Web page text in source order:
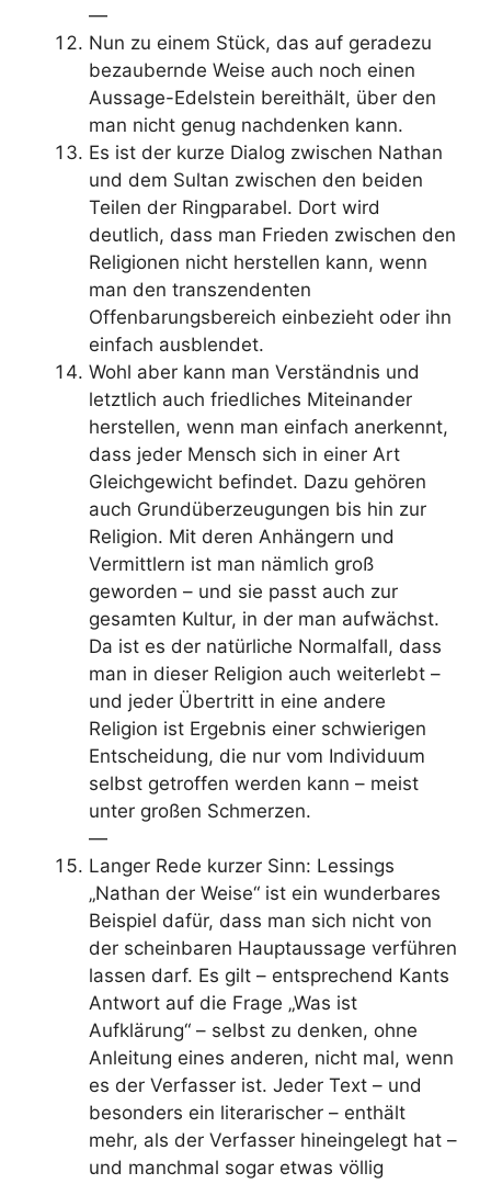
—
Nun zu einem Stück, das auf geradezu
bezaubernde Weise auch noch einen
Aussage-Edelstein bereithält, über den
man nicht genug nachdenken kann.
Es ist der kurze Dialog zwischen Nathan
und dem Sultan zwischen den beiden
Teilen der Ringparabel. Dort wird
deutlich, dass man Frieden zwischen den
Religionen nicht herstellen kann, wenn
man den transzendenten
Offenbarungsbereich einbezieht oder ihn
einfach ausblendet.
Wohl aber kann man Verständnis und
letztlich auch friedliches Miteinander
herstellen, wenn man einfach anerkennt,
dass jeder Mensch sich in einer Art
Gleichgewicht befindet. Dazu gehören
auch Grundüberzeugungen bis hin zur
Religion. Mit deren Anhängern und
Vermittlern ist man nämlich groß
geworden – und sie passt auch zur
gesamten Kultur, in der man aufwächst.
Da ist es der natürliche Normalfall, dass
man in dieser Religion auch weiterlebt –
und jeder Übertritt in eine andere
Religion ist Ergebnis einer schwierigen
Entscheidung, die nur vom Individuum
selbst getroffen werden kann – meist
unter großen Schmerzen.
—
Langer Rede kurzer Sinn: Lessings
„Nathan der Weise“ ist ein wunderbares
Beispiel dafür, dass man sich nicht von
der scheinbaren Hauptaussage verführen
lassen darf. Es gilt – entsprechend Kants
Antwort auf die Frage „Was ist
Aufklärung“ – selbst zu denken, ohne
Anleitung eines anderen, nicht mal, wenn
es der Verfasser ist. Jeder Text – und
besonders ein literarischer – enthält
mehr, als der Verfasser hineingelegt hat –
und manchmal sogar etwas völlig